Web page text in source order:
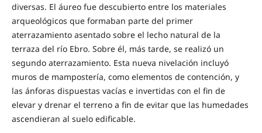
diversas. El áureo fue descubierto entre los materiales
arqueológicos que formaban parte del primer
aterrazamiento asentado sobre el lecho natural de la
terraza del río Ebro. Sobre él, más tarde, se realizó un
segundo aterrazamiento. Esta nueva nivelación incluyó
muros de mampostería, como elementos de contención, y
las ánforas dispuestas vacías e invertidas con el fin de
elevar y drenar el terreno a fin de evitar que las humedades
ascendieran al suelo edificable.